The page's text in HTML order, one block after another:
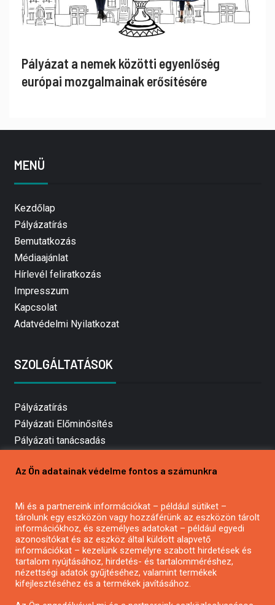
Pályázat a nemek közötti egyenlőség
európai mozgalmainak erősítésére
MENÜ
Kezdőlap
Pályázatírás
Bemutatkozás
Médiaajánlat
Hírlevél feliratkozás
Impresszum
Kapcsolat
Adatvédelmi Nyilatkozat
SZOLGÁLTATÁSOK
Pályázatírás
Pályázati Előminősítés
Pályázati tanácsadás
Mezőgazdasági pályázatírás
Pályázatírás civil szervezeteknek
Pályázatírás önkormányzatoknak
Pályázatfigyelés
Specifikus pályázatfigyelés vagy hírlevél
Az Ön adatainak védelme fontos a számunkra
Mi és a partnereink információkat – például sütiket –
tárolunk egy eszközön vagy hozzáférünk az eszközön tárolt
információkhoz, és személyes adatokat – például egyedi
azonosítókat és az eszköz által küldött alapvető
információkat – kezelünk személyre szabott hirdetések és
tartalom nyújtásához, hirdetés- és tartalomméréshez,
nézettségi adatok gyűjtéséhez, valamint termékek
kifejlesztéséhez és a termékek javításához.